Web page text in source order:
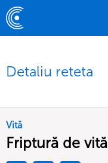
Detaliu reteta
Vită
Friptură de vită